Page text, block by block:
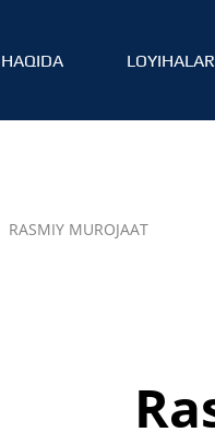
LOYIHALAR
RASMIY MUROJAAT